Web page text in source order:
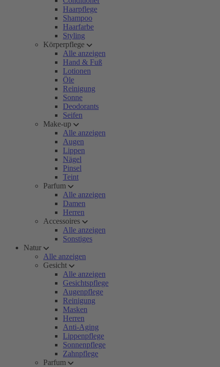
Haarpflege
Shampoo
Haarfarbe
Styling
Körperpflege
Alle anzeigen
Hand & Fuß
Lotionen
Öle
Reinigung
Sonne
Deodorants
Seifen
Make-up
Alle anzeigen
Augen
Lippen
Nägel
Pinsel
Teint
Parfum
Alle anzeigen
Damen
Herren
Accessoires
Alle anzeigen
Sonstiges
Natur
Alle anzeigen
Gesicht
Alle anzeigen
Gesichtspflege
Augenpflege
Reinigung
Masken
Herren
Anti-Aging
Lippenpflege
Sonnenpflege
Zahnpflege
Parfum